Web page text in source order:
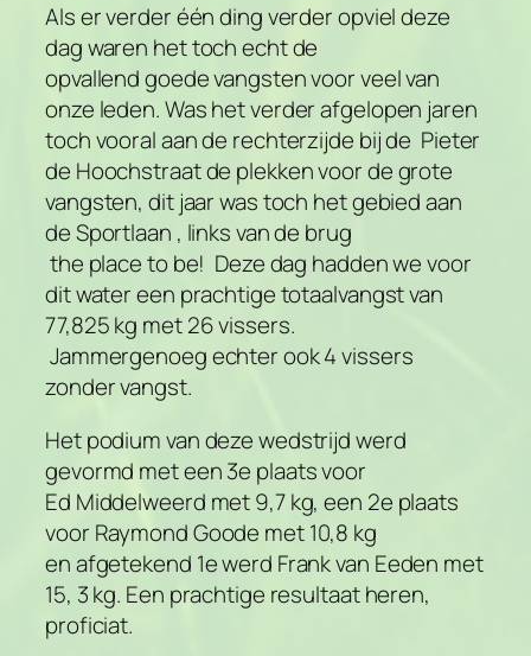
Als er verder één ding verder opviel deze
dag waren het toch echt de
opvallend goede vangsten voor veel van
onze leden. Was het verder afgelopen jaren
toch vooral aan de rechterzijde bij de Pieter
de Hoochstraat de plekken voor de grote
vangsten, dit jaar was toch het gebied aan
de Sportlaan , links van de brug
the place to be! Deze dag hadden we voor
dit water een prachtige totaalvangst van
77,825 kg met 26 vissers.
Jammergenoeg echter ook 4 vissers
zonder vangst.
Het podium van deze wedstrijd werd
gevormd met een 3e plaats voor
Ed Middelweerd met 9,7 kg, een 2e plaats
voor Raymond Goode met 10,8 kg
en afgetekend 1e werd Frank van Eeden met
15, 3 kg. Een prachtige resultaat heren,
proficiat.